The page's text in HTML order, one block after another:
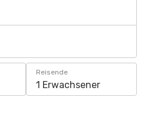
Reisende
1 Erwachsener